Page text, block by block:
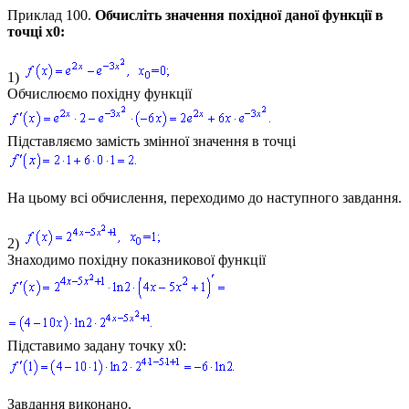
Приклад 100. Обчисліть значення похідної даної функції в
точці x0:
1)
Обчислюємо похідну функції
Підставляємо замість змінної значення в точці
На цьому всі обчислення, переходимо до наступного завдання.
2)
Знаходимо похідну показникової функції
Підставимо задану точку x0:
Завдання виконано.